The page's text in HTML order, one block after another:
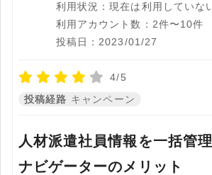
利用状況：現在は利用していな
利用アカウント数：2件〜10件
投稿日：2023/01/27
4/5
投稿経路 キャンペーン
人材派遣社員情報を一括管
ナビゲーターのメリット